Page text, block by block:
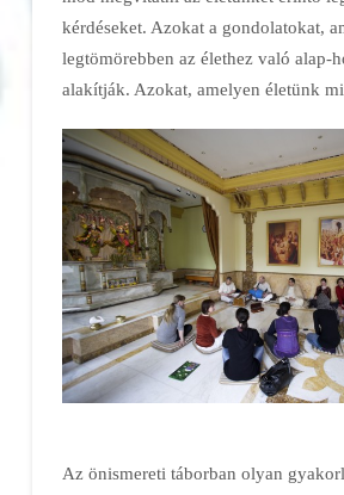
kérdéseket. Azokat a gondolatokat,
legtömörebben az élethez való alap-
alakítják. Azokat, amelyen életünk
Az önismereti táborban olyan